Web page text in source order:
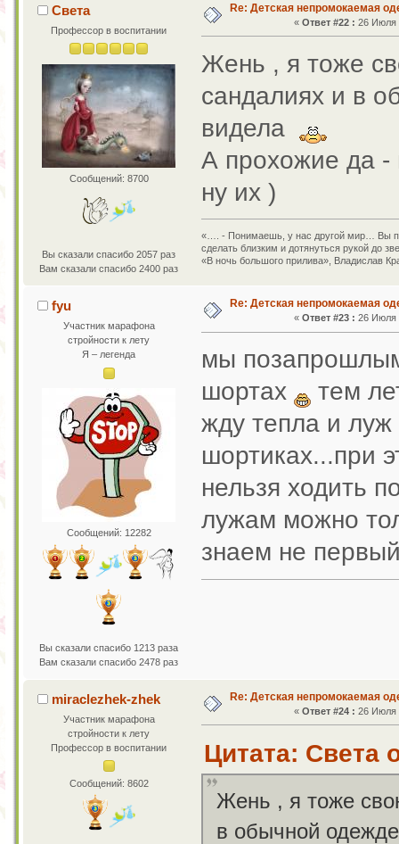
Света
Профессор в воспитании
Сообщений: 8700
Вы сказали спасибо 2057 раз
Вам сказали спасибо 2400 раз
Re: Детская непромокаемая
« Ответ #22 : 26 Июля
Жень , я тоже
сандалиях и в
видела
А прохожие да -
ну их )
«…. - Понимаешь, у нас другой мир… Вы
сделать близким и дотянуться рукой до
«В ночь большого прилива», Владислав
fyu
Участник марафона
стройности к лету
Я – легенда
Сообщений: 12282
Вы сказали спасибо 1213 раза
Вам сказали спасибо 2478 раз
Re: Детская непромокаемая
« Ответ #23 : 26 Июля
мы
шортах
тем
жду тепла и луж
шортиках...при
нельзя ходить
лужам можно
знаем не
miraclezhek-zhek
Участник марафона
стройности к лету
Профессор в воспитании
Сообщений: 8602
Re: Детская непромокаемая
« Ответ #24 : 26 Июля
Цитата: Света
Жень , я тоже
в обычной